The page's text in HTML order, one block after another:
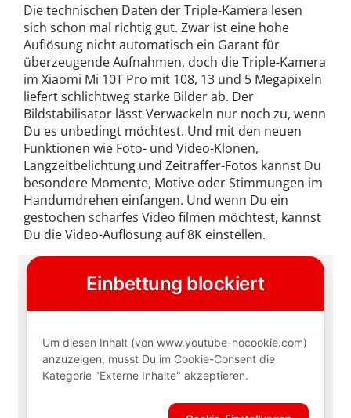
Die technischen Daten der Triple-Kamera lesen
sich schon mal richtig gut. Zwar ist eine hohe
Auflösung nicht automatisch ein Garant für
überzeugende Aufnahmen, doch die Triple-Kamera
im Xiaomi Mi 10T Pro mit 108, 13 und 5 Megapixeln
liefert schlichtweg starke Bilder ab. Der
Bildstabilisator lässt Verwackeln nur noch zu, wenn
Du es unbedingt möchtest. Und mit den neuen
Funktionen wie Foto- und Video-Klonen,
Langzeitbelichtung und Zeitraffer-Fotos kannst Du
besondere Momente, Motive oder Stimmungen im
Handumdrehen einfangen. Und wenn Du ein
gestochen scharfes Video filmen möchtest, kannst
Du die Video-Auflösung auf 8K einstellen.